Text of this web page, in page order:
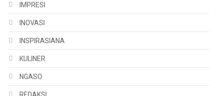
IMPRESI
INOVASI
INSPIRASIANA
KULINER
NGASO
REDAKSI